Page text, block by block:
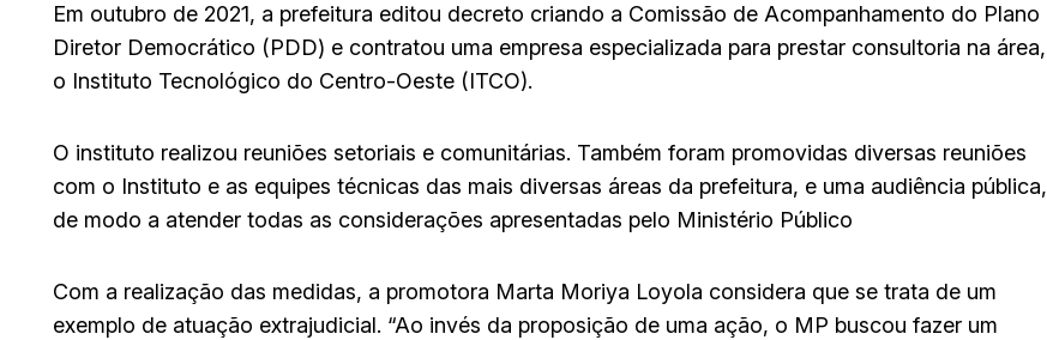
Em outubro de 2021, a prefeitura editou decreto criando a Comissão de Acompanhamento do Plano
Diretor Democrático (PDD) e contratou uma empresa especializada para prestar consultoria na área,
o Instituto Tecnológico do Centro-Oeste (ITCO).
O instituto realizou reuniões setoriais e comunitárias. Também foram promovidas diversas reuniões
com o Instituto e as equipes técnicas das mais diversas áreas da prefeitura, e uma audiência pública,
de modo a atender todas as considerações apresentadas pelo Ministério Público
Com a realização das medidas, a promotora Marta Moriya Loyola considera que se trata de um
exemplo de atuação extrajudicial. “Ao invés da proposição de uma ação, o MP buscou fazer um